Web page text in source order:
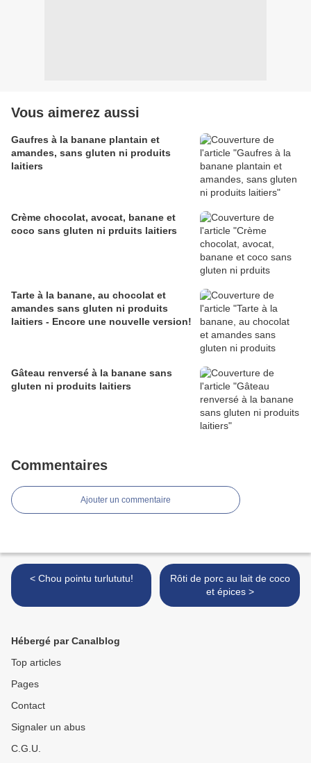
Vous aimerez aussi
Gaufres à la banane plantain et
amandes, sans gluten ni produits
laitiers
Crème chocolat, avocat, banane et
coco sans gluten ni prduits laitiers
Tarte à la banane, au chocolat et
amandes sans gluten ni produits
laitiers - Encore une nouvelle version!
Gâteau renversé à la banane sans
gluten ni produits laitiers
Commentaires
Ajouter un commentaire
< Chou pointu turlututu!
Rôti de porc au lait de coco
et épices >
Hébergé par Canalblog
Top articles
Pages
Contact
Signaler un abus
C.G.U.